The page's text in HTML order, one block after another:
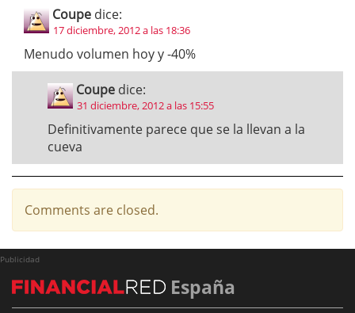
Coupe dice:
17 diciembre, 2012 a las 18:36
Menudo volumen hoy y -40%
Coupe dice:
31 diciembre, 2012 a las 15:55
Definitivamente parece que se la llevan a la
cueva
Comments are closed.
Publicidad
España